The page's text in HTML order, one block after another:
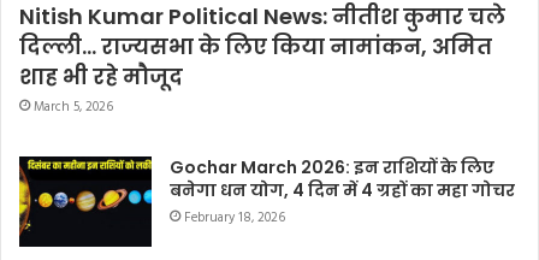
Nitish Kumar Political News: नीतीश कुमार चले
दिल्ली… राज्यसभा के लिए किया नामांकन, अमित
शाह भी रहे मौजूद
March 5, 2026
Gochar March 2026: इन राशियों के लिए
बनेगा धन योग, 4 दिन में 4 ग्रहों का महा गोचर
February 18, 2026